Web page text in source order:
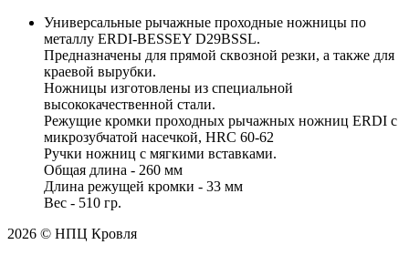
Универсальные рычажные проходные ножницы по
металлу ERDI-BESSEY D29BSSL.
Предназначены для прямой сквозной резки, а также для
краевой вырубки.
Ножницы изготовлены из специальной
высококачественной стали.
Режущие кромки проходных рычажных ножниц ERDI с
микрозубчатой насечкой, HRC 60-62
Ручки ножниц с мягкими вставками.
Общая длина - 260 мм
Длина режущей кромки - 33 мм
Вес - 510 гр.
2026 © НПЦ Кровля